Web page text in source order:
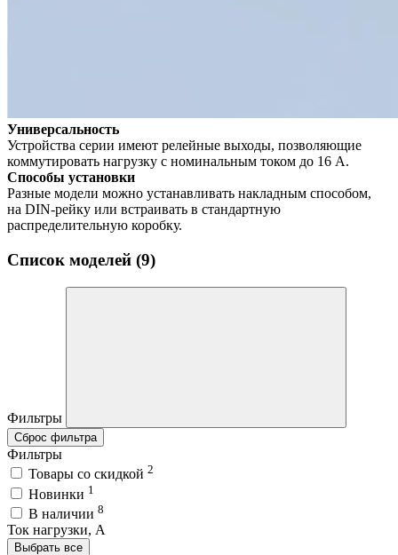
Универсальность
Устройства серии имеют релейные выходы, позволяющие
коммутировать нагрузку с номинальным током до 16 А.
Способы установки
Разные модели можно устанавливать накладным способом,
на DIN-рейку или встраивать в стандартную
раcпределительную коробку.
Список моделей (9)
Фильтры
Сброс фильтра
Фильтры
Товары со скидкой 2
Новинки 1
В наличии 8
Ток нагрузки, A
Выбрать все